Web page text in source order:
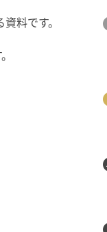
料です。